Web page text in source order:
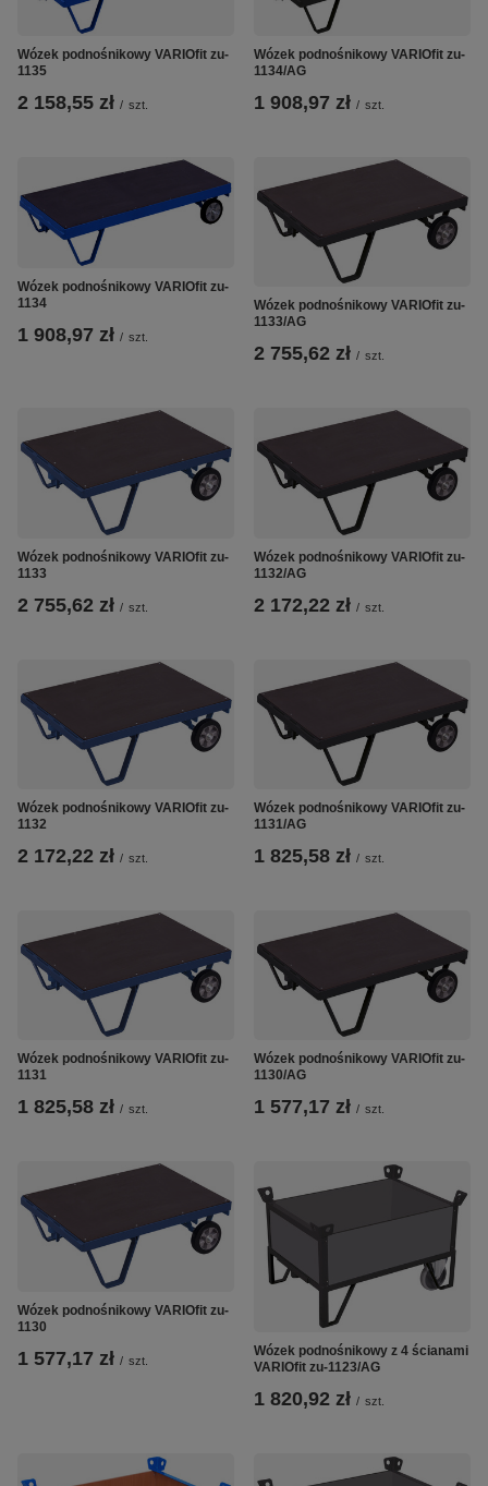
Wózek podnośnikowy VARIOfit zu-
1135
2 158,55 zł / szt.
Wózek podnośnikowy VARIOfit zu-
1134/AG
1 908,97 zł / szt.
Wózek podnośnikowy VARIOfit zu-
1134
1 908,97 zł / szt.
Wózek podnośnikowy VARIOfit zu-
1133/AG
2 755,62 zł / szt.
Wózek podnośnikowy VARIOfit zu-
1133
2 755,62 zł / szt.
Wózek podnośnikowy VARIOfit zu-
1132/AG
2 172,22 zł / szt.
Wózek podnośnikowy VARIOfit zu-
1132
2 172,22 zł / szt.
Wózek podnośnikowy VARIOfit zu-
1131/AG
1 825,58 zł / szt.
Wózek podnośnikowy VARIOfit zu-
1131
1 825,58 zł / szt.
Wózek podnośnikowy VARIOfit zu-
1130/AG
1 577,17 zł / szt.
Wózek podnośnikowy VARIOfit zu-
1130
1 577,17 zł / szt.
Wózek podnośnikowy z 4 ścianami
VARIOfit zu-1123/AG
1 820,92 zł / szt.